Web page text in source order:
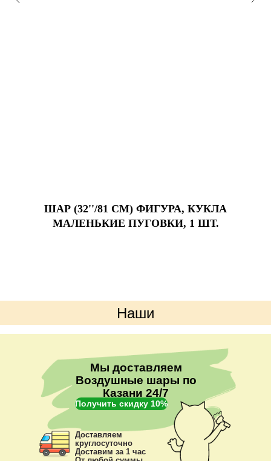
ШАР (32''/81 СМ) ФИГУРА, КУКЛА
МАЛЕНЬКИЕ ПУГОВКИ, 1 ШТ.
Наши
преимущества
Мы доставляем
Воздушные шары по
Казани 24/7
Получить скидку 10%
Доставляем
круглосуточно
Доставим за 1 час